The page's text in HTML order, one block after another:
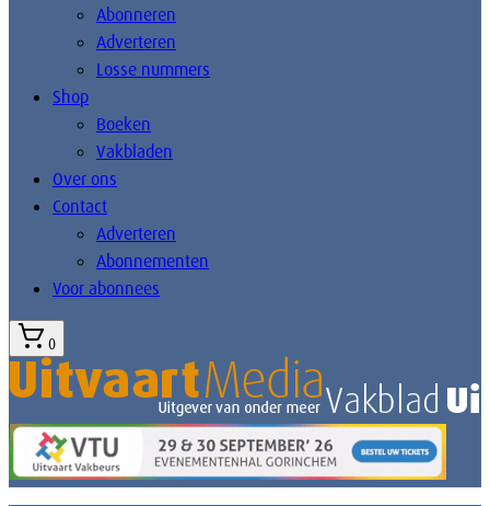
Abonneren
Adverteren
Losse nummers
Shop
Boeken
Vakbladen
Over ons
Contact
Adverteren
Abonnementen
Voor abonnees
0